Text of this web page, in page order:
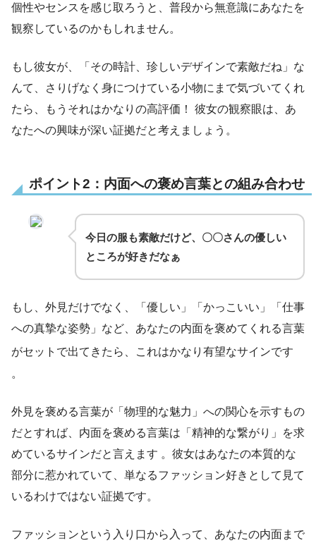
個性やセンスを感じ取ろうと、普段から無意識にあなたを
観察しているのかもしれません。
もし彼女が、「その時計、珍しいデザインで素敵だね」な
んて、さりげなく身につけている小物にまで気づいてくれ
たら、もうそれはかなりの高評価！ 彼女の観察眼は、あ
なたへの興味が深い証拠だと考えましょう。
ポイント2：内面への褒め言葉との組み合わせ
今日の服も素敵だけど、〇〇さんの優しい
ところが好きだなぁ
もし、外見だけでなく、「優しい」「かっこいい」「仕事
への真摯な姿勢」など、あなたの内面を褒めてくれる言葉
がセットで出てきたら、これはかなり有望なサインです
。
外見を褒める言葉が「物理的な魅力」への関心を示すもの
だとすれば、内面を褒める言葉は「精神的な繋がり」を求
めているサインだと言えます 。彼女はあなたの本質的な
部分に惹かれていて、単なるファッション好きとして見て
いるわけではない証拠です。
ファッションという入り口から入って、あなたの内面まで